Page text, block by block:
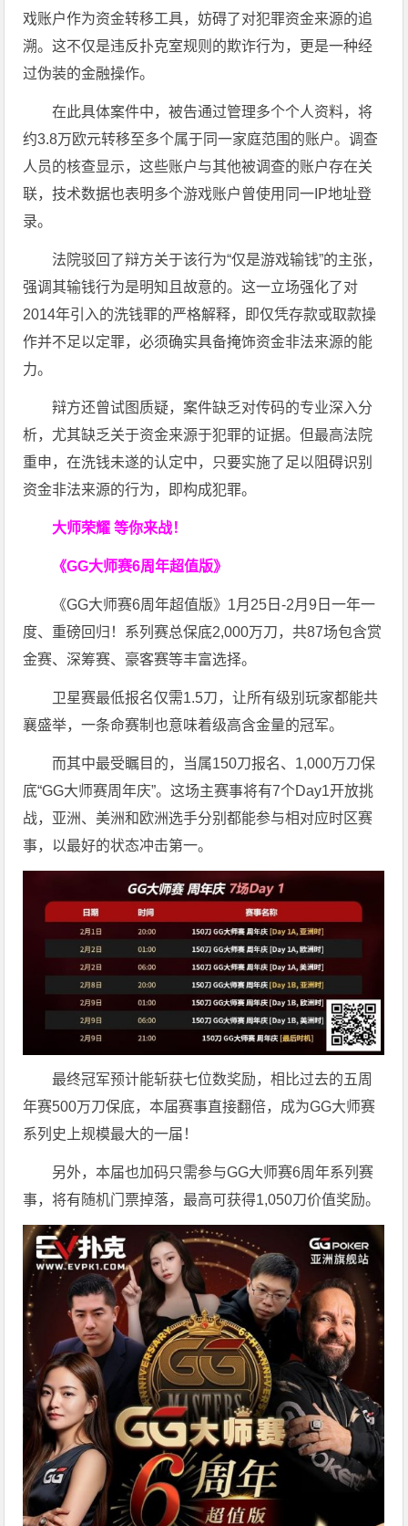
戏账户作为资金转移工具，妨碍了对犯罪资金来源的追
溯。这不仅是违反扑克室规则的欺诈行为，更是一种经
过伪装的金融操作。
在此具体案件中，被告通过管理多个个人资料，将
约3.8万欧元转移至多个属于同一家庭范围的账户。调查
人员的核查显示，这些账户与其他被调查的账户存在关
联，技术数据也表明多个游戏账户曾使用同一IP地址登
录。
法院驳回了辩方关于该行为“仅是游戏输钱”的主张，
强调其输钱行为是明知且故意的。这一立场强化了对
2014年引入的洗钱罪的严格解释，即仅凭存款或取款操
作并不足以定罪，必须确实具备掩饰资金非法来源的能
力。
辩方还曾试图质疑，案件缺乏对传码的专业深入分
析，尤其缺乏关于资金来源于犯罪的证据。但最高法院
重申，在洗钱未遂的认定中，只要实施了足以阻碍识别
资金非法来源的行为，即构成犯罪。
大师荣耀 等你来战！
《GG大师赛6周年超值版》
《GG大师赛6周年超值版》1月25日-2月9日一年一
度、重磅回归！系列赛总保底2,000万刀，共87场包含赏
金赛、深筹赛、豪客赛等丰富选择。
卫星赛最低报名仅需1.5刀，让所有级别玩家都能共
襄盛举，一条命赛制也意味着级高含金量的冠军。
而其中最受瞩目的，当属150刀报名、1,000万刀保
底“GG大师赛周年庆”。这场主赛事将有7个Day1开放挑
战，亚洲、美洲和欧洲选手分别都能参与相对应时区赛
事，以最好的状态冲击第一。
最终冠军预计能斩获七位数奖励，相比过去的五周
年赛500万刀保底，本届赛事直接翻倍，成为GG大师赛
系列史上规模最大的一届！
另外，本届也加码只需参与GG大师赛6周年系列赛
事，将有随机门票掉落，最高可获得1,050刀价值奖励。